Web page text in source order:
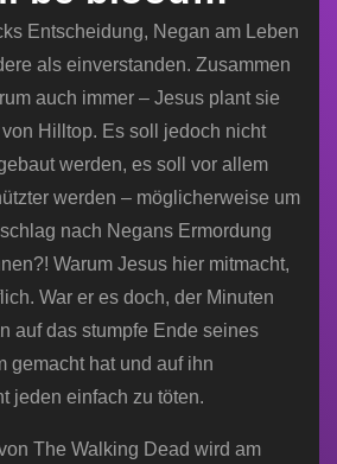
Entscheidung, Negan am Leben
als einverstanden. Zusammen
auch immer – Jesus plant sie
Hilltop. Es soll jedoch nicht
werden, es soll vor allem
werden – möglicherweise um
nach Negans Ermordung
Warum Jesus hier mitmacht,
War er es doch, der Minuten
auf das stumpfe Ende seines
gemacht hat und auf ihn
jeden einfach zu töten.
The Walking Dead wird am